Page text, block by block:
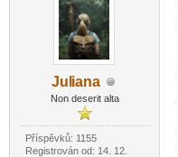
Juliana
Non deserit alta
Příspěvků: 1155
Registrován od: 14. 12.